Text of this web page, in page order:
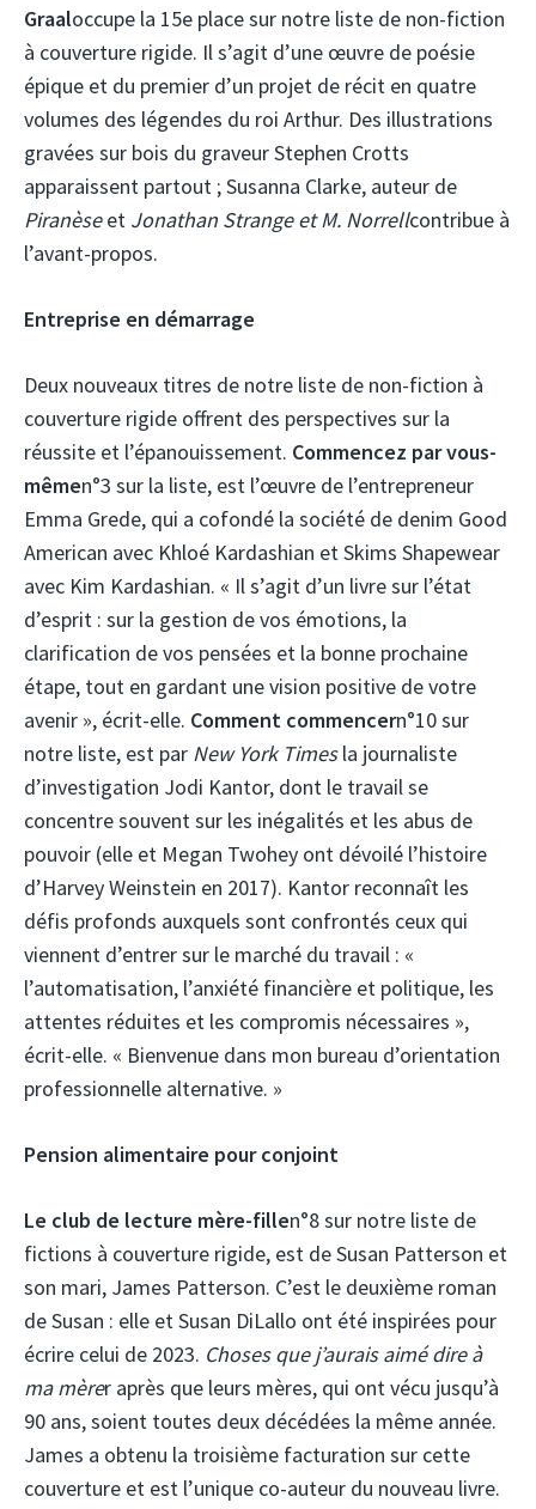
Graaloccupe la 15e place sur notre liste de non-fiction
à couverture rigide. Il s’agit d’une œuvre de poésie
épique et du premier d’un projet de récit en quatre
volumes des légendes du roi Arthur. Des illustrations
gravées sur bois du graveur Stephen Crotts
apparaissent partout ; Susanna Clarke, auteur de
Piranèseet Jonathan Strange et M. Norrellcontribue à
l’avant-propos.
Entreprise en démarrage
Deux nouveaux titres de notre liste de non-fiction à
couverture rigide offrent des perspectives sur la
réussite et l’épanouissement. Commencez par vous-
mêmen°3 sur la liste, est l’œuvre de l’entrepreneur
Emma Grede, qui a cofondé la société de denim Good
American avec Khloé Kardashian et Skims Shapewear
avec Kim Kardashian. « Il s’agit d’un livre sur l’état
d’esprit : sur la gestion de vos émotions, la
clarification de vos pensées et la bonne prochaine
étape, tout en gardant une vision positive de votre
avenir », écrit-elle. Comment commencern°10 sur
notre liste, est par New York Timesla journaliste
d’investigation Jodi Kantor, dont le travail se
concentre souvent sur les inégalités et les abus de
pouvoir (elle et Megan Twohey ont dévoilé l’histoire
d’Harvey Weinstein en 2017). Kantor reconnaît les
défis profonds auxquels sont confrontés ceux qui
viennent d’entrer sur le marché du travail : «
l’automatisation, l’anxiété financière et politique, les
attentes réduites et les compromis nécessaires »,
écrit-elle. « Bienvenue dans mon bureau d’orientation
professionnelle alternative. »
Pension alimentaire pour conjoint
Le club de lecture mère-fillen°8 sur notre liste de
fictions à couverture rigide, est de Susan Patterson et
son mari, James Patterson. C’est le deuxième roman
de Susan : elle et Susan DiLallo ont été inspirées pour
écrire celui de 2023. Choses que j’aurais aimé dire à
ma mèrer après que leurs mères, qui ont vécu jusqu’à
90 ans, soient toutes deux décédées la même année.
James a obtenu la troisième facturation sur cette
couverture et est l’unique co-auteur du nouveau livre.